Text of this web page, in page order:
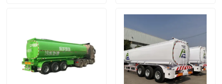
Stosowane ciężarówki do zrzucania odpadów